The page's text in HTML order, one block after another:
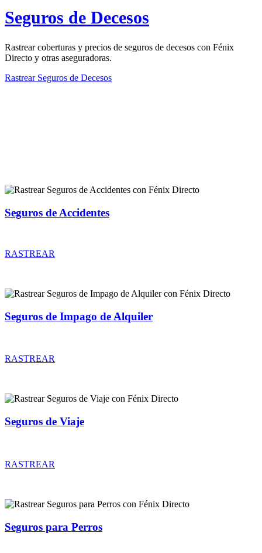
Seguros de Decesos
Rastrear coberturas y precios de seguros de decesos con Fénix
Directo y otras aseguradoras.
Rastrear Seguros de Decesos
Seguros de Accidentes
RASTREAR
Seguros de Impago de Alquiler
RASTREAR
Seguros de Viaje
RASTREAR
Seguros para Perros